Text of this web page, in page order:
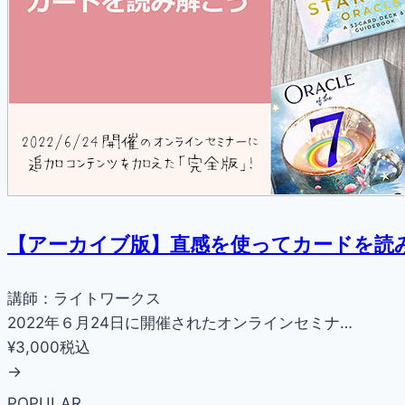
【アーカイブ版】直感を使ってカードを読
講師：ライトワークス
2022年６月24日に開催されたオンラインセミナ…
¥3,000税込
→